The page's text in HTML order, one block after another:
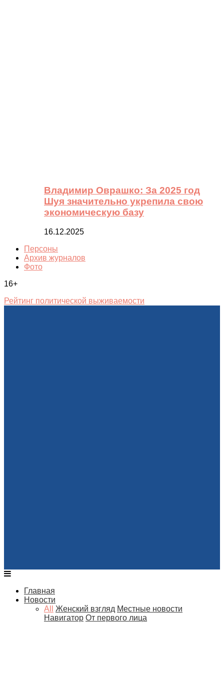
Владимир Оврашко: За 2025 год
Шуя значительно укрепила свою
экономическую базу
16.12.2025
Персоны
Архив журналов
Фото
16+
Рейтинг политической выживаемости
Главная
Новости
All
Женский взгляд Местные новости
Навигатор От первого лица